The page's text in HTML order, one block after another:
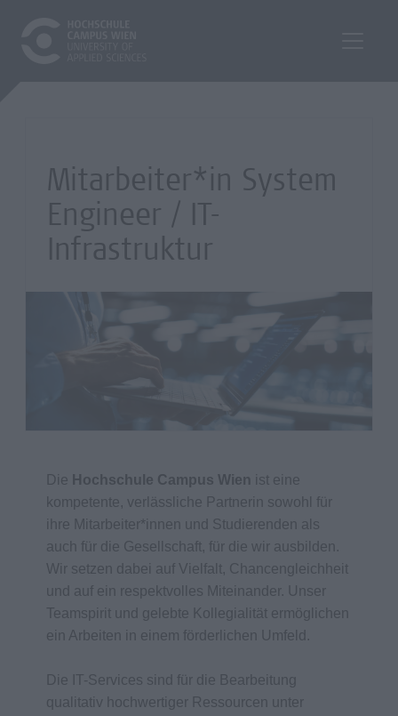
Mitarbeiter*in System
Engineer / IT-
Infrastruktur
Die Hochschule Campus Wien
ist eine
kompetente, verlässliche Partnerin sowohl für
ihre Mitarbeiter*innen und Studierenden als
auch für die Gesellschaft, für die wir ausbilden.
Wir setzen dabei auf Vielfalt, Chancengleichheit
und auf ein respektvolles Miteinander. Unser
Teamspirit und gelebte Kollegialität ermöglichen
ein Arbeiten in einem förderlichen Umfeld.
Die IT-Services sind für die Bearbeitung
qualitativ hochwertiger Ressourcen unter